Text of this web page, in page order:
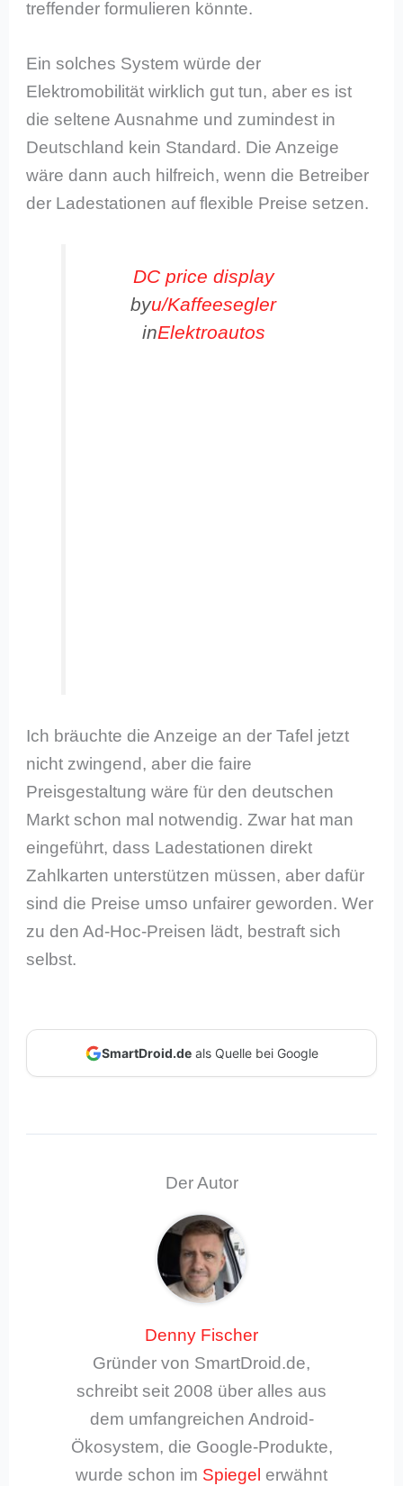
treffender formulieren könnte.
Ein solches System würde der
Elektromobilität wirklich gut tun, aber es ist
die seltene Ausnahme und zumindest in
Deutschland kein Standard. Die Anzeige
wäre dann auch hilfreich, wenn die Betreiber
der Ladestationen auf flexible Preise setzen.
DC price display
byu/Kaffeesegler
inElektroautos
Ich bräuchte die Anzeige an der Tafel jetzt
nicht zwingend, aber die faire
Preisgestaltung wäre für den deutschen
Markt schon mal notwendig. Zwar hat man
eingeführt, dass Ladestationen direkt
Zahlkarten unterstützen müssen, aber dafür
sind die Preise umso unfairer geworden. Wer
zu den Ad-Hoc-Preisen lädt, bestraft sich
selbst.
SmartDroid.deals Quelle bei Google
Der Autor
Denny Fischer
Gründer von SmartDroid.de,
schreibt seit 2008 über alles aus
dem umfangreichen Android-
Ökosystem, die Google-Produkte,
wurde schon im Spiegel erwähnt